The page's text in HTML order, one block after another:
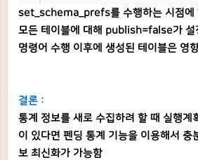
set_schema_prefs를 수행하는 시점에
모든 테이블에 대해 publish=false가 설
명령어 수행 이후에 생성된 테이블은 영
결론 :
통계 정보를 새로 수집하려 할 때 실행계
이 있다면 펜딩 통계 기능을 이용해서 충
보 최신화가 가능함